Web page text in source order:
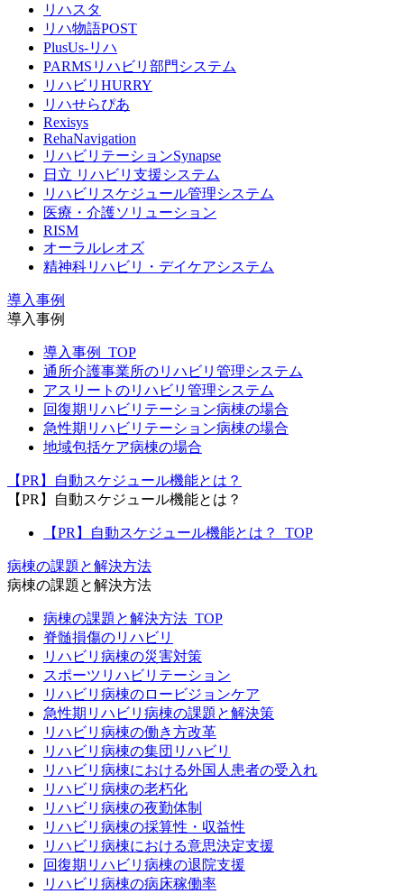
リハスタ
リハ物語POST
PlusUs-リハ
PARMSリハビリ部門システム
リハビリHURRY
リハせらぴあ
Rexisys
RehaNavigation
リハビリテーションSynapse
日立 リハビリ支援システム
リハビリスケジュール管理システム
医療・介護ソリューション
RISM
オーラルレオズ
精神科リハビリ・デイケアシステム
導入事例
導入事例
導入事例_TOP
通所介護事業所のリハビリ管理システム
アスリートのリハビリ管理システム
回復期リハビリテーション病棟の場合
急性期リハビリテーション病棟の場合
地域包括ケア病棟の場合
【PR】自動スケジュール機能とは？
【PR】自動スケジュール機能とは？
【PR】自動スケジュール機能とは？_TOP
病棟の課題と解決方法
病棟の課題と解決方法
病棟の課題と解決方法_TOP
脊髄損傷のリハビリ
リハビリ病棟の災害対策
スポーツリハビリテーション
リハビリ病棟のロービジョンケア
急性期リハビリ病棟の課題と解決策
リハビリ病棟の働き方改革
リハビリ病棟の集団リハビリ
リハビリ病棟における外国人患者の受入れ
リハビリ病棟の老朽化
リハビリ病棟の夜勤体制
リハビリ病棟の採算性・収益性
リハビリ病棟における意思決定支援
回復期リハビリ病棟の退院支援
リハビリ病棟の病床稼働率